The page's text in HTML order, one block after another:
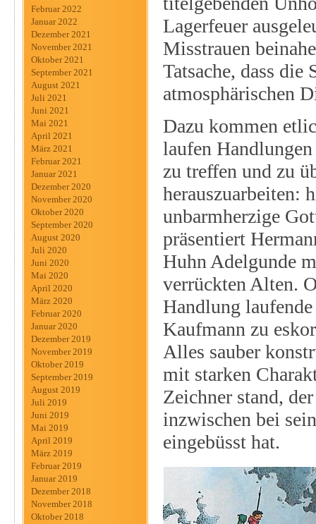
Februar 2022
Januar 2022
Dezember 2021
November 2021
Oktober 2021
September 2021
August 2021
Juli 2021
Juni 2021
Mai 2021
April 2021
März 2021
Februar 2021
Januar 2021
Dezember 2020
November 2020
Oktober 2020
September 2020
August 2020
Juli 2020
Juni 2020
Mai 2020
April 2020
März 2020
Februar 2020
Januar 2020
Dezember 2019
November 2019
Oktober 2019
September 2019
August 2019
Juli 2019
Juni 2019
Mai 2019
April 2019
März 2019
Februar 2019
Januar 2019
Dezember 2018
November 2018
Oktober 2018
Lagerfeuer
Misstrauen
Tatsache, dass die
atmosphärischen
Dazu kommen
laufen
zu treffen und zu
herauszuarbeiten:
unbarmherzige
präsentiert
Huhn Adelgunde
verrückten Alten.
Handlung
Kaufmann zu
Alles sauber
mit starken
Zeichner stand,
inzwischen bei
eingebüsst hat.